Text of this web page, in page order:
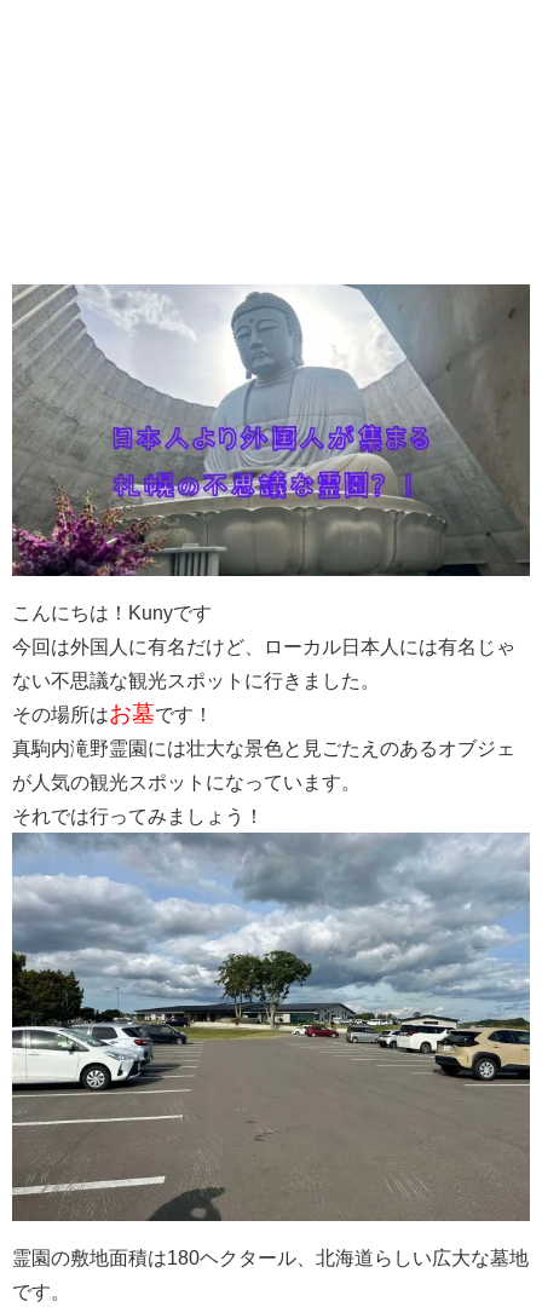
こんにちは！Kunyです
今回は外国人に有名だけど、ローカル日本人には有名じゃ
ない不思議な観光スポットに行きました。
その場所はお墓です！
真駒内滝野霊園には壮大な景色と見ごたえのあるオブジェ
が人気の観光スポットになっています。
それでは行ってみましょう！
霊園の敷地面積は180ヘクタール、北海道らしい広大な墓地
です。